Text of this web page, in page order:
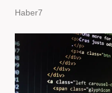
Haber7